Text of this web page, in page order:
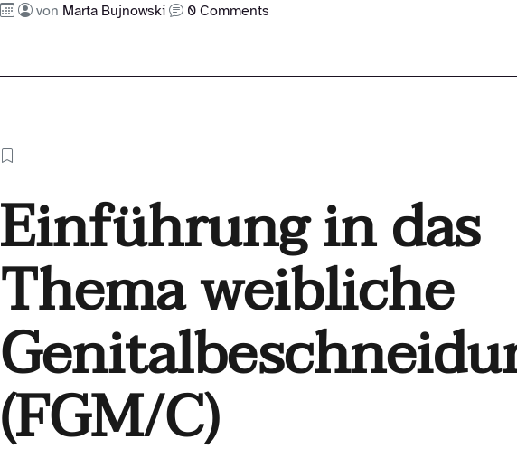
von Marta Bujnowski 0 Comments
Einführung in das
Thema weibliche
(FGM/C)